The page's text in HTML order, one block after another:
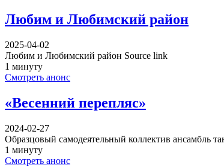
Любим и Любимский район
2025-04-02
Любим и Любимский район Source link
1 минуту
Смотреть анонс
«Весенний перепляс»
2024-02-27
Образцовый самодеятельный коллектив ансамбль
1 минуту
Смотреть анонс